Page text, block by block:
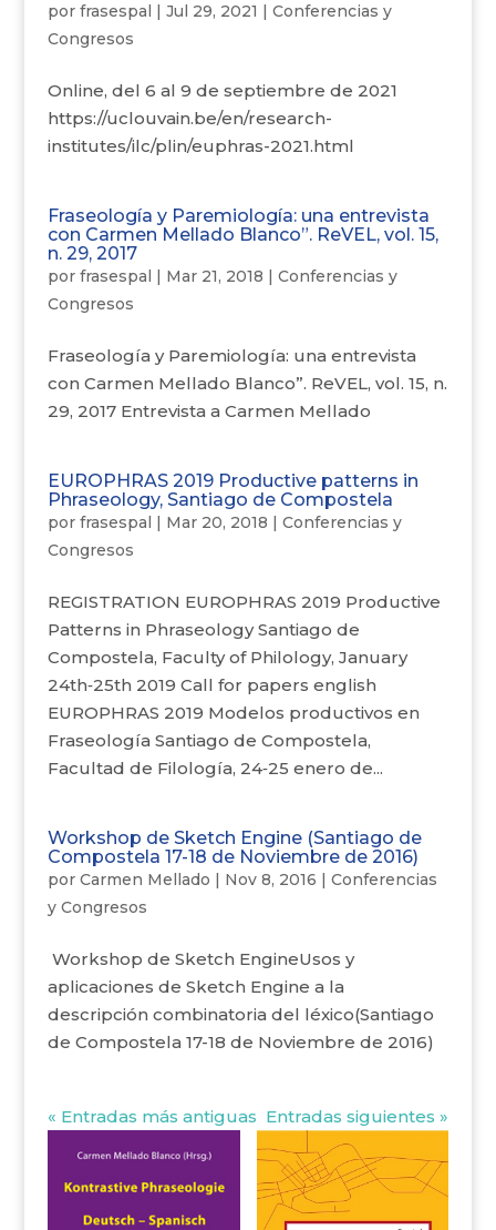
por frasespal | Jul 29, 2021 | Conferencias y
Congresos
Online, del 6 al 9 de septiembre de 2021
https://uclouvain.be/en/research-
institutes/ilc/plin/euphras-2021.html
Fraseología y Paremiología: una entrevista
con Carmen Mellado Blanco”. ReVEL, vol. 15,
n. 29, 2017
por frasespal | Mar 21, 2018 | Conferencias y
Congresos
Fraseología y Paremiología: una entrevista
con Carmen Mellado Blanco”. ReVEL, vol. 15, n.
29, 2017 Entrevista a Carmen Mellado
EUROPHRAS 2019 Productive patterns in
Phraseology, Santiago de Compostela
por frasespal | Mar 20, 2018 | Conferencias y
Congresos
REGISTRATION EUROPHRAS 2019 Productive
Patterns in Phraseology Santiago de
Compostela, Faculty of Philology, January
24th‐25th 2019 Call for papers english
EUROPHRAS 2019 Modelos productivos en
Fraseología Santiago de Compostela,
Facultad de Filología, 24‐25 enero de...
Workshop de Sketch Engine (Santiago de
Compostela 17-18 de Noviembre de 2016)
por Carmen Mellado | Nov 8, 2016 | Conferencias
y Congresos
Workshop de Sketch EngineUsos y
aplicaciones de Sketch Engine a la
descripción combinatoria del léxico(Santiago
de Compostela 17-18 de Noviembre de 2016)
« Entradas más antiguas Entradas siguientes »